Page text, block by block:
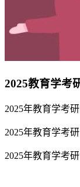
2025教育学考
2025年教育学考
2025年教育学考
2025年教育学考